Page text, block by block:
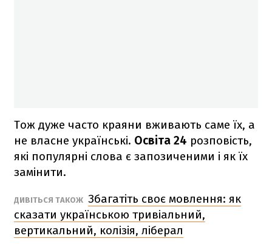
Тож дуже часто краяни вживають саме їх, а
не власне українські. Освіта 24 розповість,
які популярні слова є запозиченими і як їх
замінити.
ДИВІТЬСЯ ТАКОЖ Збагатіть своє мовлення: як
сказати українською тривіальний,
вертикальний, колізія, ліберал